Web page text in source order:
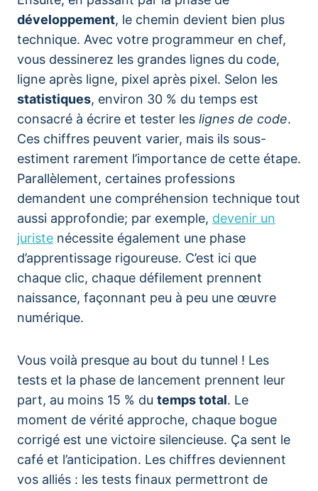
développement, le chemin devient bien plus
technique. Avec votre programmeur en chef,
vous dessinerez les grandes lignes du code,
ligne après ligne, pixel après pixel. Selon les
statistiques, environ 30 % du temps est
consacré à écrire et tester les lignes de code.
Ces chiffres peuvent varier, mais ils sous-
estiment rarement l’importance de cette étape.
Parallèlement, certaines professions
demandent une compréhension technique tout
aussi approfondie; par exemple, devenir un
juriste nécessite également une phase
d’apprentissage rigoureuse. C’est ici que
chaque clic, chaque défilement prennent
naissance, façonnant peu à peu une œuvre
numérique.
Vous voilà presque au bout du tunnel ! Les
tests et la phase de lancement prennent leur
part, au moins 15 % du temps total. Le
moment de vérité approche, chaque bogue
corrigé est une victoire silencieuse. Ça sent le
café et l’anticipation. Les chiffres deviennent
vos alliés : les tests finaux permettront de